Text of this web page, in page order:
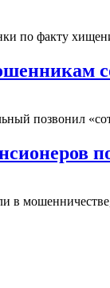
по факту
позвонил
в